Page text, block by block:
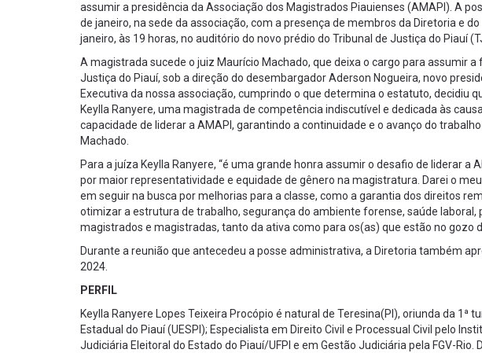
assumir a presidência da Associação dos Magistrados Piauienses (AMAPI). A
de janeiro, na sede da associação, com a presença de membros da Diretoria e
janeiro, às 19 horas, no auditório do novo prédio do Tribunal de Justiça do Piauí
A magistrada sucede o juiz Maurício Machado, que deixa o cargo para assumir
Justiça do Piauí, sob a direção do desembargador Aderson Nogueira, novo
Executiva da nossa associação, cumprindo o que determina o estatuto, decidiu
Keylla Ranyere, uma magistrada de competência indiscutível e dedicada às
capacidade de liderar a AMAPI, garantindo a continuidade e o avanço do
Machado.
Para a juíza Keylla Ranyere, “é uma grande honra assumir o desafio de liderar
por maior representatividade e equidade de gênero na magistratura. Darei o
em seguir na busca por melhorias para a classe, como a garantia dos direitos
otimizar a estrutura de trabalho, segurança do ambiente forense, saúde laboral,
magistrados e magistradas, tanto da ativa como para os(as) que estão no gozo
Durante a reunião que antecedeu a posse administrativa, a Diretoria também
2024.
PERFIL
Keylla Ranyere Lopes Teixeira Procópio é natural de Teresina(PI), oriunda da 1ª
Estadual do Piauí (UESPI); Especialista em Direito Civil e Processual Civil pelo
Judiciária Eleitoral do Estado do Piauí/UFPI e em Gestão Judiciária pela FGV-